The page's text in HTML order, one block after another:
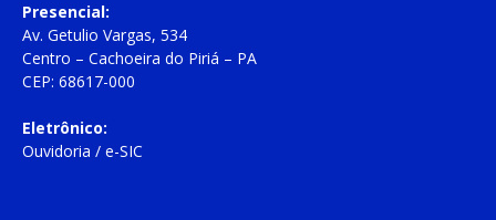
Presencial:
Av. Getulio Vargas, 534
Centro – Cachoeira do Piriá – PA
CEP: 68617-000
Eletrônico:
Ouvidoria / e-SIC